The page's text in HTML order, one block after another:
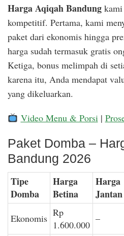
Harga Aqiqah Bandung kami
kompetitif. Pertama, kami
paket dari ekonomis hingga
harga sudah termasuk gratis
Ketiga, bonus melimpah di
karena itu, Anda mendapat
yang dikeluarkan.
Video Menu & Porsi|
Paket Domba –
Bandung 2026
Tipe
Domba
Harga
Betina
Harga
Jantan
Ekonomis Rp
1.600.000
–